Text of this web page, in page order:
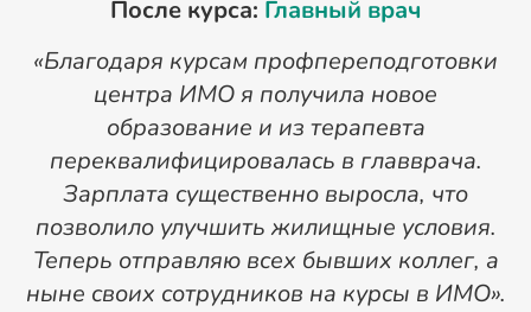
После курса: Главный врач
«Благодаря курсам профпереподготовки
центра ИМО я получила новое
образование и из терапевта
переквалифицировалась в главврача.
Зарплата существенно выросла, что
позволило улучшить жилищные условия.
Теперь отправляю всех бывших коллег, а
ныне своих сотрудников на курсы в ИМО».